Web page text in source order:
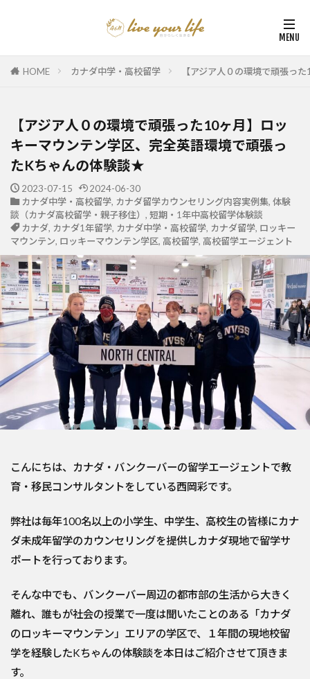
HOME カナダ中学・高校留学 【アジア人０の環境で頑張っ
【アジア人０の環境で頑張った10ヶ月】ロッ
キーマウンテン学区、完全英語環境で頑張っ
たKちゃんの体験談★
2023-07-15
2024-06-30
カナダ中学・高校留学, カナダ留学カウンセリング内容実例集, 体験
談（カナダ高校留学・親子移住） , 短期・1年中高校留学体験談
カナダ, カナダ1年留学, カナダ中学・高校留学, カナダ留学, ロッキー
マウンテン, ロッキーマウンテン学区, 高校留学, 高校留学エージェント
こんにちは、カナダ・バンクーバーの留学エージェントで教
育・移民コンサルタントをしている西岡彩です。
弊社は毎年100名以上の小学生、中学生、高校生の皆様にカナ
ダ未成年留学のカウンセリングを提供しカナダ現地で留学サ
ポートを行っております。
そんな中でも、バンクーバー周辺の都市部の生活から大きく
離れ、誰もが社会の授業で一度は聞いたことのある「カナダ
のロッキーマウンテン」エリアの学区で、１年間の現地校留
学を経験したKちゃんの体験談を本日はご紹介させて頂きま
す。